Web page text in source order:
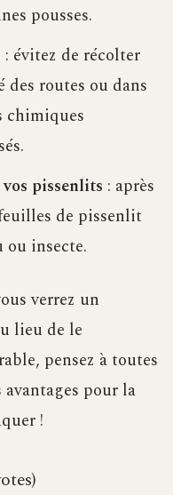
pousses.
: évitez de récolter
routes ou dans
chimiques
pissenlits : après
de pissenlit
insecte.
verrez un
lieu de le
pensez à toutes
pour la
!